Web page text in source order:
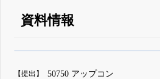
資料情報
くできる
無料でβ版をはじ
【提出】 50750 アップコン